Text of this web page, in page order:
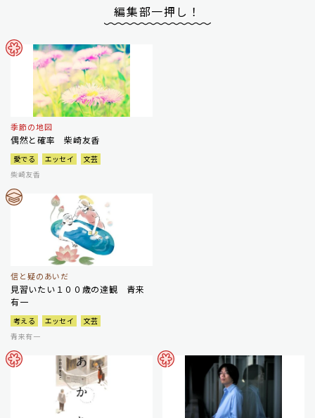
編集部一押し！
季節の地図
偶然と確率 柴崎友香
愛でる エッセイ
文芸
柴崎友香
信と疑のあいだ
見習いたい１００歳の達観 青来
有一
考える エッセイ
文芸
青来有一